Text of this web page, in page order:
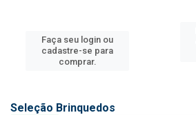
Faça seu login ou
cadastre-se para
comprar.
Seleção Brinquedos